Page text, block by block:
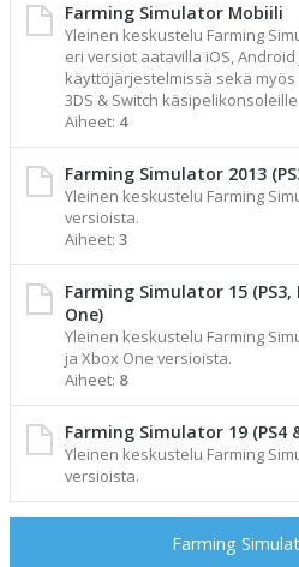
Farming Simulator Mobiili
Yleinen keskustelu Farming
eri versiot aatavilla iOS,
käyttöjärjestelmissä sekä
3DS & Switch käsipelikonsoleille.
Aiheet: 4
Farming Simulator 2013
Yleinen keskustelu Farming
versioista.
Aiheet: 3
Farming Simulator 15 (PS3,
One)
Yleinen keskustelu Farming
ja Xbox One versioista.
Aiheet: 8
Farming Simulator 19 (PS4
Yleinen keskustelu Farming
versioista.
Farming